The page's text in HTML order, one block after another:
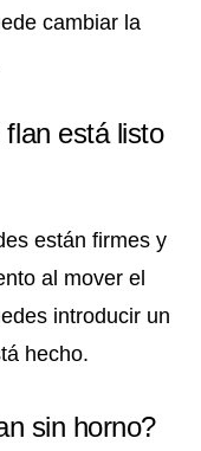
cambiar la
está listo
están firmes y
al mover el
introducir un
hecho.
sin horno?